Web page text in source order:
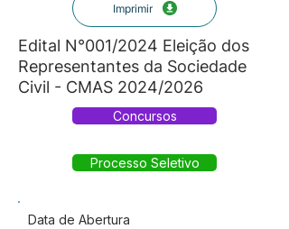
Imprimir
Edital N°001/2024 Eleição dos
Representantes da Sociedade
Civil - CMAS 2024/2026
Concursos
Processo Seletivo
Data de Abertura